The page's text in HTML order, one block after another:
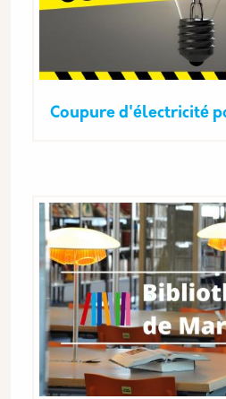
Coupure d'électricité